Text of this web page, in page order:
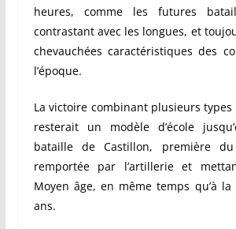
heures, comme les futures
contrastant avec les longues, et
chevauchées caractéristiques des
l’époque.
La victoire combinant plusieurs
resterait un modèle d’école
bataille de Castillon, première
remportée par l’artillerie et
Moyen âge, en même temps qu’à
ans.